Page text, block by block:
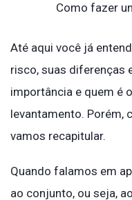
Como fazer
Até aqui você já
risco, suas diferenças
importância e quem é
levantamento. Porém,
vamos recapitular.
Quando falamos em
ao conjunto, ou seja,